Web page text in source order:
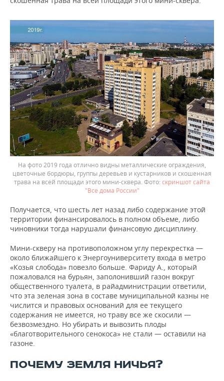
На фото 2019 года отлично видны металлические ограждения,
цветочные бордюры, группы деревьев и кустарников и скошенная
трава на всей площади этого мини-сквера.
скриншот сайта
"Все дома России"
Получается, что шесть лет назад либо содержание этой
территории финансировалось в полном объеме, либо
чиновники тогда нарушали финансовую дисциплину.
Мини-скверу на противоположном углу перекрестка —
около ближайшего к Энергоуниверситету входа в метро
«Козья слобода» повезло больше. Фариду А., который
пожаловался на бурьян, заполонивший газон вокруг
общественного туалета, в райадминистрации ответили,
что эта зеленая зона в составе муниципальной казны не
числится и правовых оснований для ее текущего
содержания не имеется, но траву все же скосили —
безвозмездно. Но убирать и вывозить плоды
«благотворительного сенокоса» не стали — оставили на
газоне.
ПОЧЕМУ ЗЕМЛЯ НИЧЬЯ?